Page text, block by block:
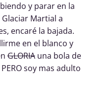
y parar en la
Martial a
encaré la bajada.
en el blanco y
GLORIAuna bola de
soy mas adulto